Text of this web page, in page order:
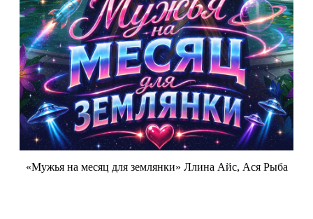
«Мужья на месяц для землянки» Ллина Айс, Ася Рыба